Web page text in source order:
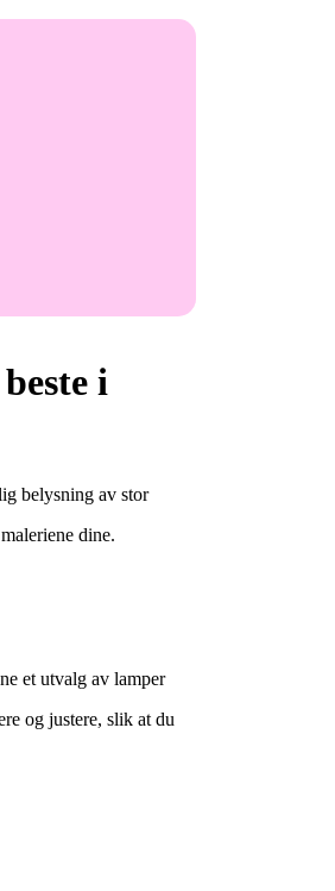
i
belysning av stor
dine.
et utvalg av lamper
og justere, slik at du